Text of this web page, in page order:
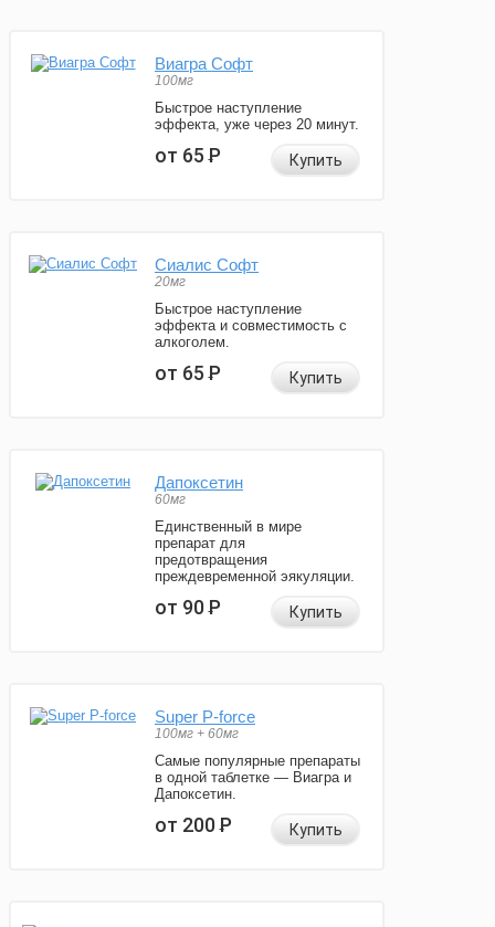
Виагра Софт
100мг
Быстрое наступление
эффекта, уже через 20 минут.
от 65Р Купить
Сиалис Софт
20мг
Быстрое наступление
эффекта и совместимость с
алкоголем.
от 65Р Купить
Дапоксетин
60мг
Единственный в мире
препарат для
предотвращения
преждевременной эякуляции.
от 90Р Купить
Super P-force
100мг + 60мг
Самые популярные препараты
в одной таблетке — Виагра и
Дапоксетин.
от 200Р Купить